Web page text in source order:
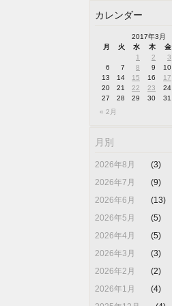
カレンダー
2017年3月
月
火 水 木 金
« 2月
1 2 3
6
7 8 9 10
13
14 15 16 17
20
21 22 23 24
27
28 29 30 31
月別
2026年8月
(3)
2026年7月
(9)
2026年6月
(13)
2026年5月
(5)
2026年4月
(5)
2026年3月
(3)
2026年2月
(2)
2026年1月
(4)